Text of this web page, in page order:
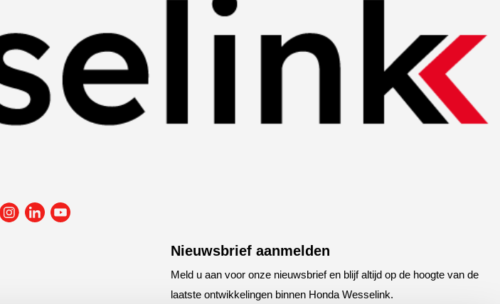
Nieuwsbrief aanmelden
Meld u aan voor onze nieuwsbrief en blijf altijd op de hoogte van de
laatste ontwikkelingen binnen Honda Wesselink.